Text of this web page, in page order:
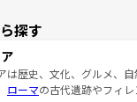
探す
は歴史、文化、グルメ、
ローマの古代遺跡やフィ